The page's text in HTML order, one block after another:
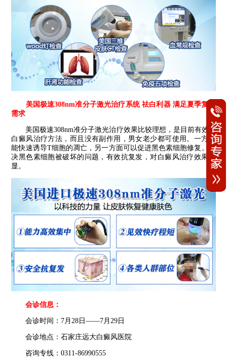
美国极速308nm准分子激光治疗系统 祛白利器 满足夏季复色
需求
美国极速308nm准分子激光治疗效果比较理想，是目前有效的
白癜风治疗方法，而且没有副作用，男女老少都可使用。一方面
能快速诱导T细胞的凋亡，另一方面可以促进黑色素细胞修复。解
决黑色素细胞被破坏的问题，有效抗复发，对白癜风治疗效果明
显。
会诊信息：
会诊时间：7月28日——7月29日
会诊地点：石家庄远大白癜风医院
咨询专线：0311-86990555